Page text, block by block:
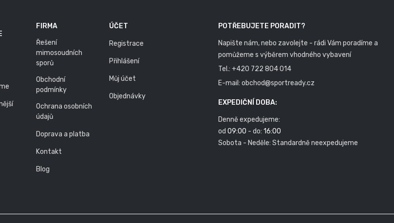
FIRMA
Řešení
mimosoudních
sporů
Obchodní
podmínky
Ochrana osobních
údajů
Doprava a platba
Kontakt
Blog
ÚČET
Registrace
Přihlášení
Můj účet
Objednávky
POTŘEBUJETE PORADIT?
Napište nám, nebo zavolejte - rádi Vám poradíme a
pomůžeme s výběrem vhodného vybavení
Tel.: +420 722 804 014
E-mail: obchod@sportready.cz
EXPEDIČNÍ DOBA:
Denně expedujeme:
od 09:00 - do: 16:00
Sobota - Neděle: Standardně neexpedujeme